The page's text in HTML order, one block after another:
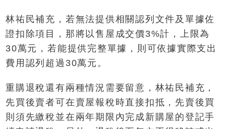
林祐民補充，若無法提供相關認列文件及單據佐
證扣除項目，那將以售屋成交價3%計，上限為
30萬元，若能提供完整單據，則可依據實際支出
費用認列超過30萬元。
重購退稅還有兩種情況需要留意，林祐民補充，
先買後賣者可在賣屋報稅時直接扣抵，先賣後買
則須先繳稅並在兩年期限內完成新購屋的登記手